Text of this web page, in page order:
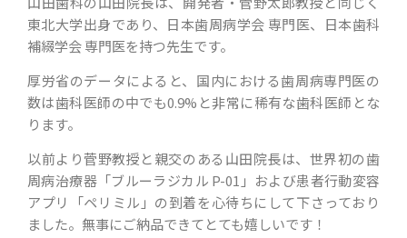
東北大学出身であり、日本歯周病学会 専門医、日本歯科
補綴学会 専門医を持つ先生です。
厚労省のデータによると、国内における歯周病専門医の
数は歯科医師の中でも0.9%と非常に稀有な歯科医師とな
ります。
以前より菅野教授と親交のある山田院長は、世界初の歯
周病治療器「ブルーラジカル P-01」および患者行動変容
アプリ「ペリミル」の到着を心待ちにして下さっており
ました。無事にご納品できてとても嬉しいです！